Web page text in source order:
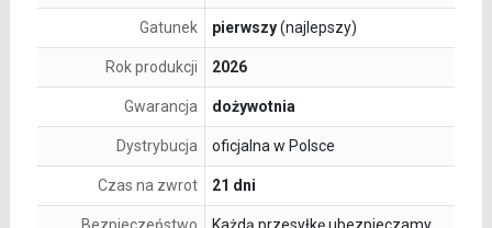
Gatunek pierwszy(najlepszy)
Rok produkcji 2026
Gwarancja dożywotnia
Dystrybucja oficjalna w Polsce
Czas na zwrot 21 dni